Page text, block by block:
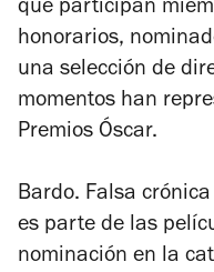
que participan
honorarios,
una selección de
momentos han
Premios Óscar.
Bardo. Falsa
es parte de las
nominación en la